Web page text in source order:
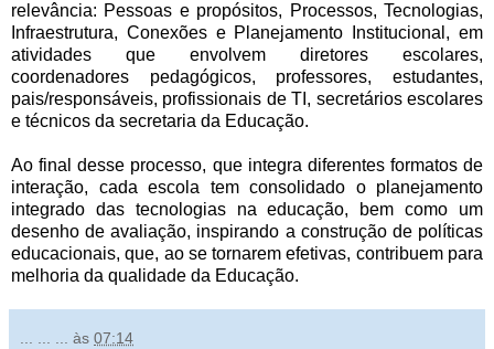
relevância: Pessoas e propósitos, Processos, Tecnologias,
Infraestrutura, Conexões e Planejamento Institucional, em
atividades que envolvem diretores escolares,
coordenadores pedagógicos, professores, estudantes,
pais/responsáveis, profissionais de TI, secretários escolares
e técnicos da secretaria da Educação.
Ao final desse processo, que integra diferentes formatos de
interação, cada escola tem consolidado o planejamento
integrado das tecnologias na educação, bem como um
desenho de avaliação, inspirando a construção de políticas
educacionais, que, ao se tornarem efetivas, contribuem para
melhoria da qualidade da Educação.
às 07:14